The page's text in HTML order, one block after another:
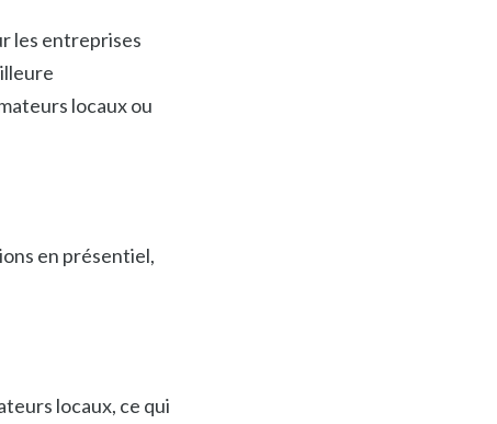
les entreprises
locaux ou
en présentiel,
locaux, ce qui